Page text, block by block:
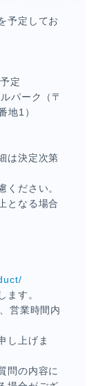
予定してお
定
パーク（〒
地1 ）
は決定次第
ください。
となる場合
ます。
営業時間内
し上げま
問の内容に